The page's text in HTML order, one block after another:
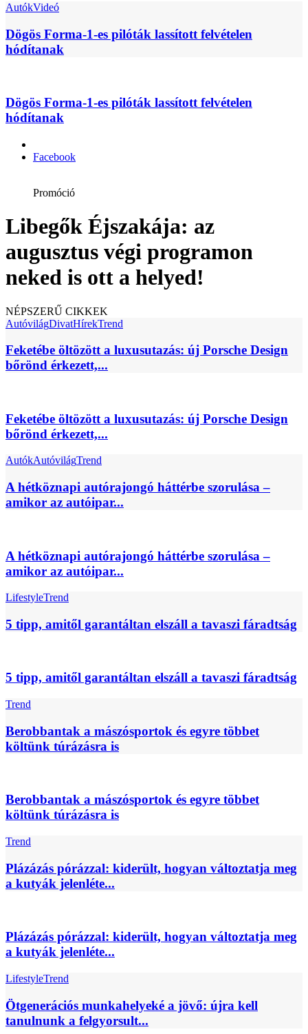
AutókVideó
Dögös Forma-1-es pilóták lassított felvételen
hódítanak
Dögös Forma-1-es pilóták lassított felvételen
hódítanak
Facebook
Promóció
Libegők Éjszakája: az
augusztus végi programon
neked is ott a helyed!
NÉPSZERŰ CIKKEK
AutóvilágDivatHírekTrend
Feketébe öltözött a luxusutazás: új Porsche Design
bőrönd érkezett,...
Feketébe öltözött a luxusutazás: új Porsche Design
bőrönd érkezett,...
AutókAutóvilágTrend
A hétköznapi autórajongó háttérbe szorulása –
amikor az autóipar...
A hétköznapi autórajongó háttérbe szorulása –
amikor az autóipar...
LifestyleTrend
5 tipp, amitől garantáltan elszáll a tavaszi fáradtság
5 tipp, amitől garantáltan elszáll a tavaszi fáradtság
Trend
Berobbantak a mászósportok és egyre többet
költünk túrázásra is
Berobbantak a mászósportok és egyre többet
költünk túrázásra is
Trend
Plázázás pórázzal: kiderült, hogyan változtatja meg
a kutyák jelenléte...
Plázázás pórázzal: kiderült, hogyan változtatja meg
a kutyák jelenléte...
LifestyleTrend
Ötgenerációs munkahelyeké a jövő: újra kell
tanulnunk a felgyorsult...